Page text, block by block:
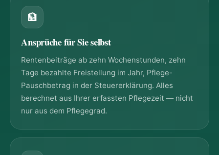
🏦
Ansprüche für Sie selbst
Rentenbeiträge ab zehn Wochenstunden, zehn
Tage bezahlte Freistellung im Jahr, Pflege-
Pauschbetrag in der Steuererklärung. Alles
berechnet aus Ihrer erfassten Pflegezeit — nicht
nur aus dem Pflegegrad.